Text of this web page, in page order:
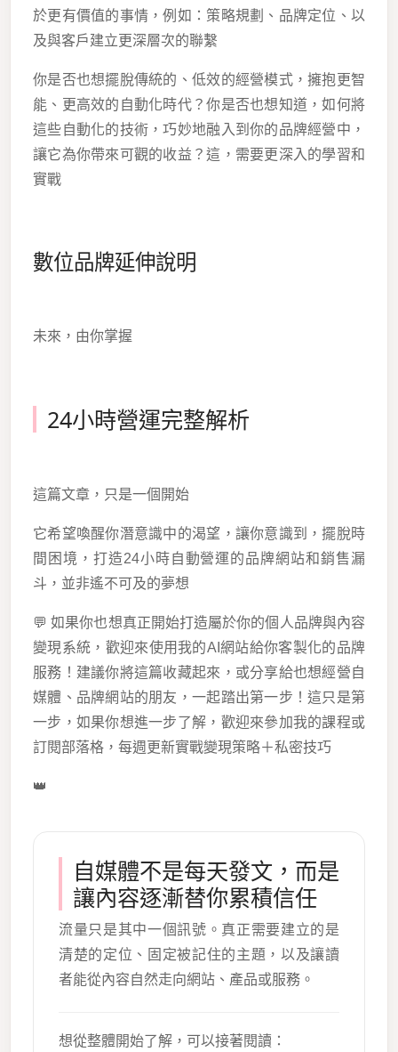
於更有價值的事情，例如：策略規劃、品牌定位、以
及與客戶建立更深層次的聯繫
你是否也想擺脫傳統的、低效的經營模式，擁抱更智
能、更高效的自動化時代？你是否也想知道，如何將
這些自動化的技術，巧妙地融入到你的品牌經營中，
讓它為你帶來可觀的收益？這，需要更深入的學習和
實戰
數位品牌延伸說明
未來，由你掌握
24小時營運完整解析
這篇文章，只是一個開始
它希望喚醒你潛意識中的渴望，讓你意識到，擺脫時
間困境，打造24小時自動營運的品牌網站和銷售漏
斗，並非遙不可及的夢想
💬 如果你也想真正開始打造屬於你的個人品牌與內容
變現系統，歡迎來使用我的AI網站給你客製化的品牌
服務！建議你將這篇收藏起來，或分享給也想經營自
媒體、品牌網站的朋友，一起踏出第一步！這只是第
一步，如果你想進一步了解，歡迎來參加我的課程或
訂閱部落格，每週更新實戰變現策略＋私密技巧
👑
自媒體不是每天發文，而是
讓內容逐漸替你累積信任
流量只是其中一個訊號。真正需要建立的是
清楚的定位、固定被記住的主題，以及讓讀
者能從內容自然走向網站、產品或服務。
想從整體開始了解，可以接著閱讀：